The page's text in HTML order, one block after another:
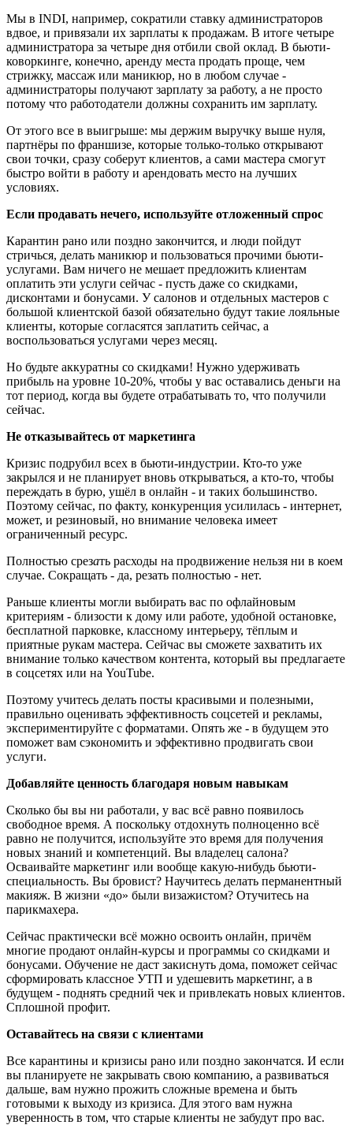
Мы в INDI, например, сократили ставку администраторов
вдвое, и привязали их зарплаты к продажам. В итоге четыре
администратора за четыре дня отбили свой оклад. В бьюти-
коворкинге, конечно, аренду места продать проще, чем
стрижку, массаж или маникюр, но в любом случае -
администраторы получают зарплату за работу, а не просто
потому что работодатели должны сохранить им зарплату.
От этого все в выигрыше: мы держим выручку выше нуля,
партнёры по франшизе, которые только-только открывают
свои точки, сразу соберут клиентов, а сами мастера смогут
быстро войти в работу и арендовать место на лучших
условиях.
Если продавать нечего, используйте отложенный спрос
Карантин рано или поздно закончится, и люди пойдут
стричься, делать маникюр и пользоваться прочими бьюти-
услугами. Вам ничего не мешает предложить клиентам
оплатить эти услуги сейчас - пусть даже со скидками,
дисконтами и бонусами. У салонов и отдельных мастеров с
большой клиентской базой обязательно будут такие лояльные
клиенты, которые согласятся заплатить сейчас, а
воспользоваться услугами через месяц.
Но будьте аккуратны со скидками! Нужно удерживать
прибыль на уровне 10-20%, чтобы у вас оставались деньги на
тот период, когда вы будете отрабатывать то, что получили
сейчас.
Не отказывайтесь от маркетинга
Кризис подрубил всех в бьюти-индустрии. Кто-то уже
закрылся и не планирует вновь открываться, а кто-то, чтобы
переждать в бурю, ушёл в онлайн - и таких большинство.
Поэтому сейчас, по факту, конкуренция усилилась - интернет,
может, и резиновый, но внимание человека имеет
ограниченный ресурс.
Полностью срезать расходы на продвижение нельзя ни в коем
случае. Сокращать - да, резать полностью - нет.
Раньше клиенты могли выбирать вас по офлайновым
критериям - близости к дому или работе, удобной остановке,
бесплатной парковке, классному интерьеру, тёплым и
приятные рукам мастера. Сейчас вы сможете захватить их
внимание только качеством контента, который вы предлагаете
в соцсетях или на YouTube.
Поэтому учитесь делать посты красивыми и полезными,
правильно оценивать эффективность соцсетей и рекламы,
экспериментируйте с форматами. Опять же - в будущем это
поможет вам сэкономить и эффективно продвигать свои
услуги.
Добавляйте ценность благодаря новым навыкам
Сколько бы вы ни работали, у вас всё равно появилось
свободное время. А поскольку отдохнуть полноценно всё
равно не получится, используйте это время для получения
новых знаний и компетенций. Вы владелец салона?
Осваивайте маркетинг или вообще какую-нибудь бьюти-
специальность. Вы бровист? Научитесь делать перманентный
макияж. В жизни «до» были визажистом? Отучитесь на
парикмахера.
Сейчас практически всё можно освоить онлайн, причём
многие продают онлайн-курсы и программы со скидками и
бонусами. Обучение не даст закиснуть дома, поможет сейчас
сформировать классное УТП и удешевить маркетинг, а в
будущем - поднять средний чек и привлекать новых клиентов.
Сплошной профит.
Оставайтесь на связи с клиентами
Все карантины и кризисы рано или поздно закончатся. И если
вы планируете не закрывать свою компанию, а развиваться
дальше, вам нужно прожить сложные времена и быть
готовыми к выходу из кризиса. Для этого вам нужна
уверенность в том, что старые клиенты не забудут про вас.